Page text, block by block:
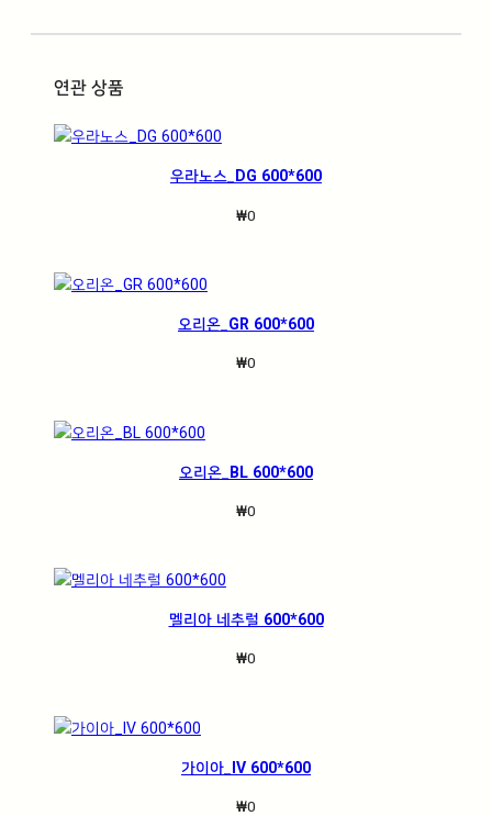
연관 상품
우라노스_DG 600*600
₩0
오리온_GR 600*600
₩0
오리온_BL 600*600
₩0
멜리아 네추럴 600*600
₩0
가이아_IV 600*600
₩0